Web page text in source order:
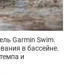
Garmin Swim.
в бассейне.
и